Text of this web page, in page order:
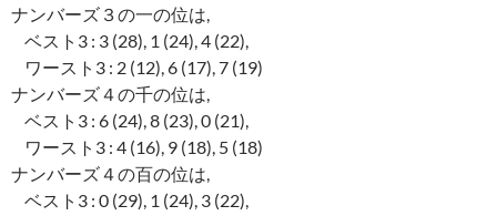
ナンバーズ３の一の位は,
ベスト3 : 3 (28), 1 (24), 4 (22),
ワースト3 : 2 (12), 6 (17), 7 (19)
ナンバーズ４の千の位は,
ベスト3 : 6 (24), 8 (23), 0 (21),
ワースト3 : 4 (16), 9 (18), 5 (18)
ナンバーズ４の百の位は,
ベスト3 : 0 (29), 1 (24), 3 (22),